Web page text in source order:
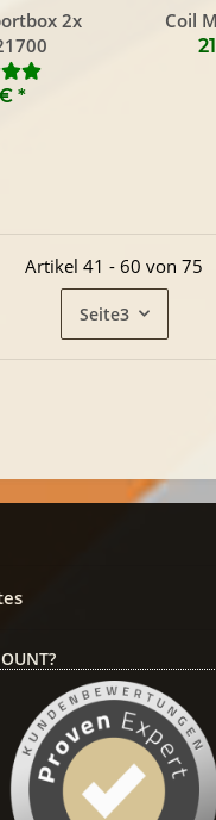
2x
*
Coil
Artikel 41 - 60 von 75
Seite3